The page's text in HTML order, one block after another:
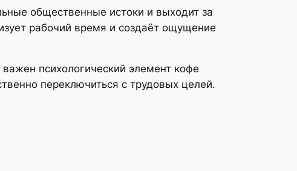
общественные истоки и выходит за
рабочий время и создаёт ощущение
психологический элемент кофе
переключиться с трудовых целей.